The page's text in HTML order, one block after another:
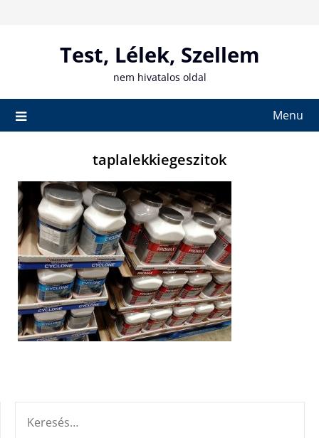
Test, Lélek, Szellem
nem hivatalos oldal
Menu
taplalekkiegeszitok